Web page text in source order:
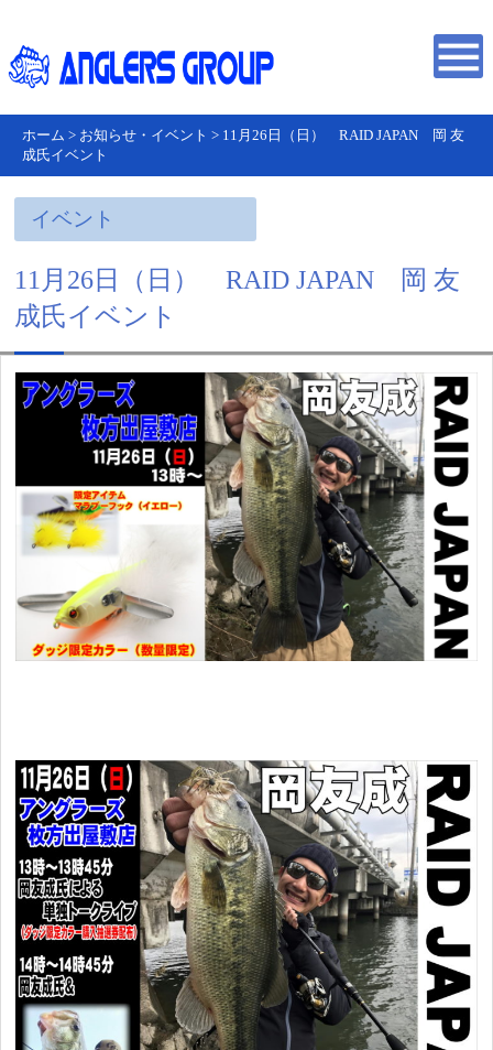
ホーム > お知らせ・イベント > 11月26日（日） RAID JAPAN 岡 友
成氏イベント
イベント
11月26日（日） RAID JAPAN 岡 友
成氏イベント